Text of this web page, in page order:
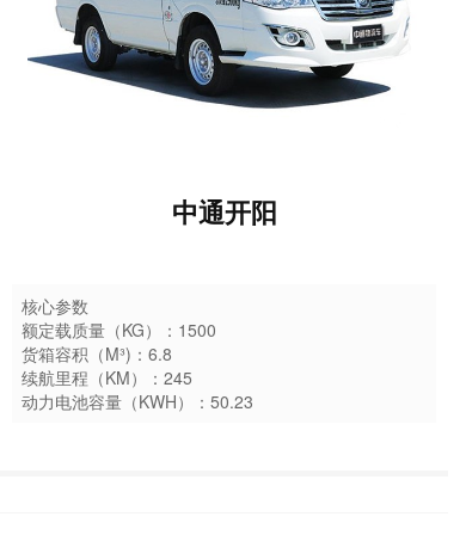
中通开阳
核心参数
额定载质量（KG）：1500
货箱容积（M³)：6.8
续航里程（KM）：245
动力电池容量（KWH）：50.23